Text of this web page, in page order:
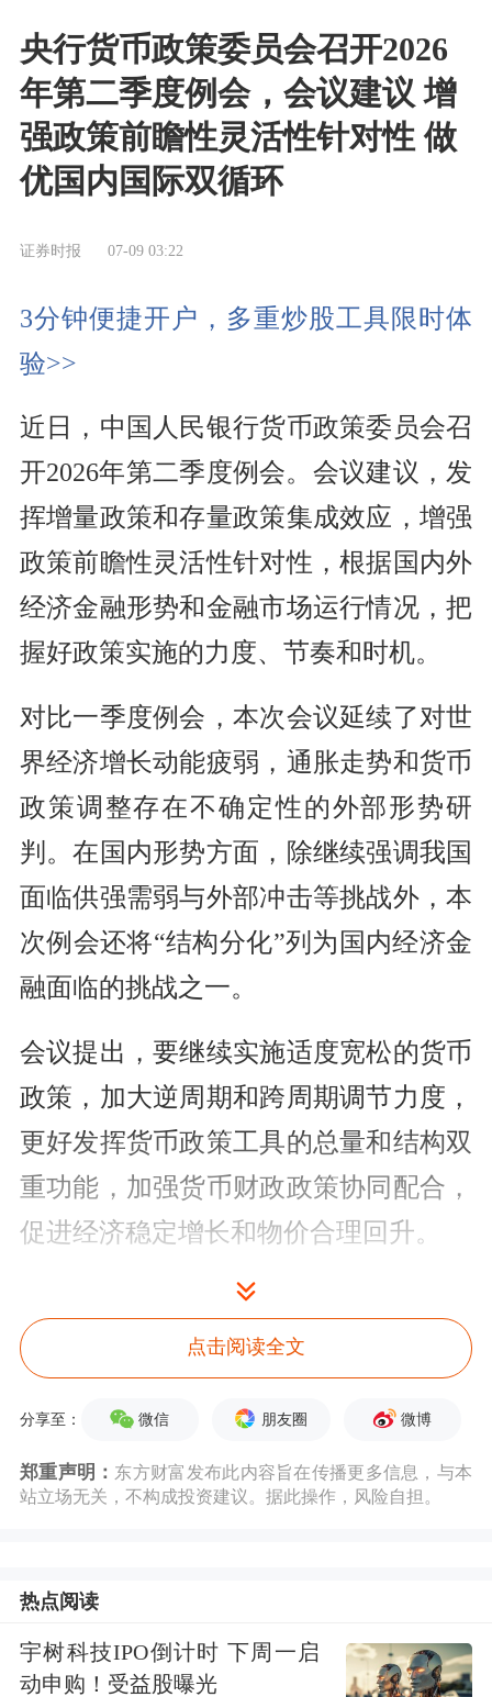
央行货币政策委员会召开2026
年第二季度例会，会议建议 增
强政策前瞻性灵活性针对性 做
优国内国际双循环
证券时报 07-09 03:22
3分钟便捷开户，多重炒股工具限时体
验>>
近日，中国人民银行货币政策委员会召
开2026年第二季度例会。会议建议，发
挥增量政策和存量政策集成效应，增强
政策前瞻性灵活性针对性，根据国内外
经济金融形势和金融市场运行情况，把
握好政策实施的力度、节奏和时机。
对比一季度例会，本次会议延续了对世
界经济增长动能疲弱，通胀走势和货币
政策调整存在不确定性的外部形势研
判。在国内形势方面，除继续强调我国
面临供强需弱与外部冲击等挑战外，本
次例会还将“结构分化”列为国内经济金
融面临的挑战之一。
会议提出，要继续实施适度宽松的货币
政策，加大逆周期和跨周期调节力度，
更好发挥货币政策工具的总量和结构双
重功能，加强货币财政政策协同配合，
促进经济稳定增长和物价合理回升。
会议研究了下阶段货币政策的主要思
路，在延续一季度例会发挥增量与存量
政策集成效应、保持流动性充裕等部署
的基础上，提出要增强政策前瞻性灵活
性针对性。
给，做优增量、盘活存量，同时要求增
大循环，做优国内国际双循环，不断巩
点击阅读全文
分享至： 微信 朋友圈 微博
郑重声明： 东方财富发布此内容旨在传播更多信息，与本
站立场无关，不构成投资建议。据此操作，风险自担。
热点阅读
宇树科技IPO倒计时 下周一启
动申购！受益股曝光